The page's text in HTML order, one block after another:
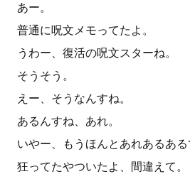
あー。
普通に呪文メモってたよ。
うわー、復活の呪文スターね。
そうそう。
えー、そうなんすね。
あるんすね、あれ。
いやー、もうほんとあれあるある
狂ってたやついたよ、間違えて。